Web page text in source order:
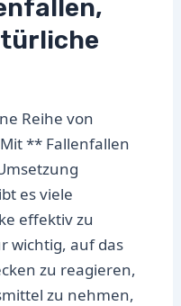
Reihe von
** Fallenfallen
es viele
effektiv zu
wichtig, auf das
zu reagieren,
zu nehmen,